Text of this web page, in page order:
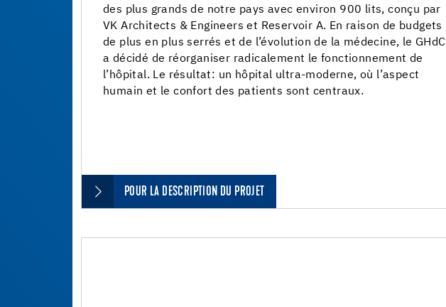
des plus grands de notre pays avec environ 900 lits, conçu par
VK Architects & Engineers et Reservoir A. En raison de budgets
de plus en plus serrés et de l’évolution de la médecine, le GHdC
a décidé de réorganiser radicalement le fonctionnement de
l’hôpital. Le résultat: un hôpital ultra-moderne, où l’aspect
humain et le confort des patients sont centraux.
POUR LA DESCRIPTION DU PROJET